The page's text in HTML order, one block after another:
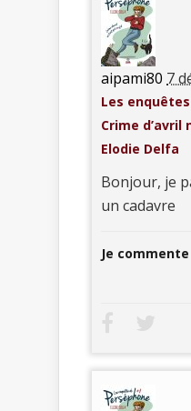
aipami80 7
Les
Crime d’avril
Elodie Delfa
Bonjour, je
un cadavre
Je commente